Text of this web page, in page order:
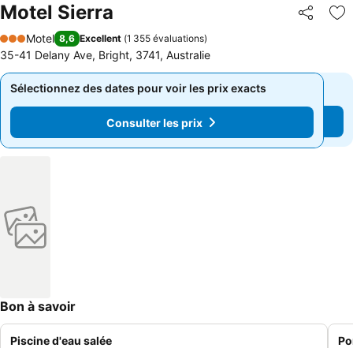
Motel Sierra Partager
3 Étoiles
Motel 8,6 Excellent (1 355 évaluations)
35-41 Delany Ave, Bright, 3741, Australie
Sélectionnez des dates pour voir les prix exacts
Consulter les prix
Sélectionnez des dates pour voir les prix exacts
Consulter les prix
Bon à savoir
Piscine d'eau salée